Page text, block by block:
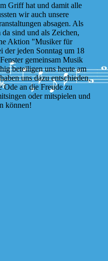
Griff hat und damit alle
wir auch unsere
absagen. Als
sind und als Zeichen,
Aktion "Musiker für
der jeden Sonntag um 18
gemeinsam Musik
beteiligen uns heute am
uns dazu entschieden,
Ode an die Freude zu
oder mitspielen und
können!